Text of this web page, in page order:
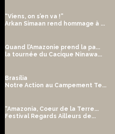
“Viens, on s’en va !”
Arkan Simaan rend hommage à ...
Quand l’Amazonie prend la pa...
la tournée du Cacique Ninawa...
Brasília
Notre Action au Campement Te...
“Amazonia, Coeur de la Terre...
Festival Regards Ailleurs de...